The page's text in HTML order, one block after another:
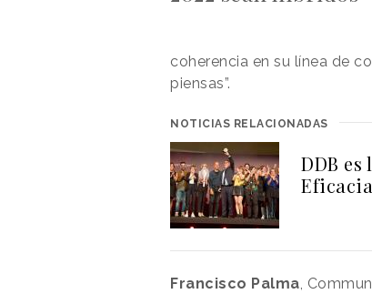
coherencia en su línea de
piensas”.
NOTICIAS RELACIONADAS
DDB es
Eficacia
Francisco Palma,